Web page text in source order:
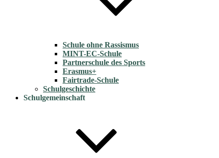
Schule ohne Rassismus
MINT-EC-Schule
Partnerschule des Sports
Erasmus+
Fairtrade-Schule
Schulgeschichte
Schulgemeinschaft